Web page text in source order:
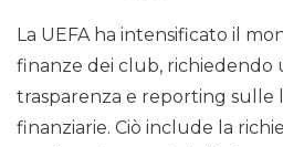
La UEFA ha intensificato il
finanze dei club, richiedendo
trasparenza e reporting sulle
finanziarie. Ciò include la